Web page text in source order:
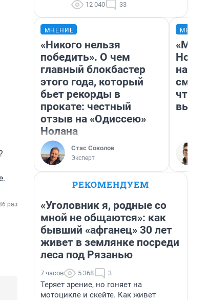
раз
12 040 33
МНЕНИЕ
«Никого нельзя
победить». О чем
главный блокбастер
этого года, который
бьет рекорды в
прокате: честный
отзыв на «Одиссею»
Нолана
Стас Соколов
Эксперт
«Мы
РЕКОМЕНДУЕМ
«Уголовник я, родные со
мной не общаются»: как
бывший «афганец» 30 лет
живет в землянке посреди
леса под Рязанью
7 часов 5 368 3
Теряет зрение, но гоняет на
мотоцикле и скейте. Как живет